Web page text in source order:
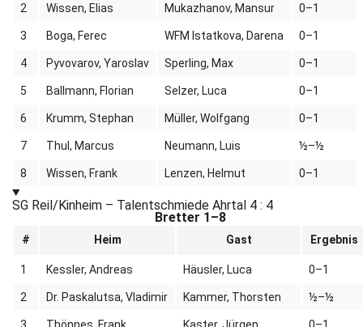
2 Wissen, Elias Mukazhanov, Mansur 0–1
3 Boga, Ferec WFM Istatkova, Darena 0–1
4 Pyvovarov, Yaroslav Sperling, Max 0–1
5 Ballmann, Florian Selzer, Luca 0–1
6 Krumm, Stephan Müller, Wolfgang 0–1
7 Thul, Marcus Neumann, Luis ½–½
8 Wissen, Frank Lenzen, Helmut 0–1
SG Reil/Kinheim – Talentschmiede Ahrtal 4 : 4
Bretter 1–8
# Heim Gast Ergebnis
1 Kessler, Andreas Häusler, Luca 0–1
2 Dr. Paskalutsa, Vladimir Kammer, Thorsten ½–½
3 Thönnes, Frank Kaster, Jürgen 0–1